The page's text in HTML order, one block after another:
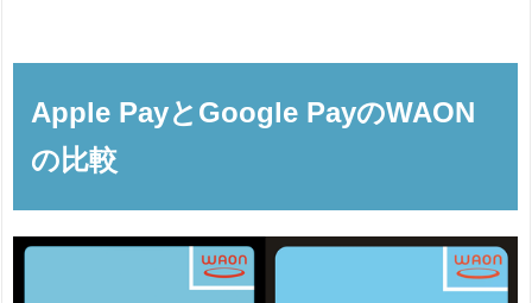
Apple PayとGoogle PayのWAON
の比較